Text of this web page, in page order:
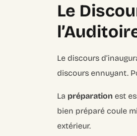
Le
Le discours
discours ennuyant.
La préparation est
bien préparé coule
extérieur.